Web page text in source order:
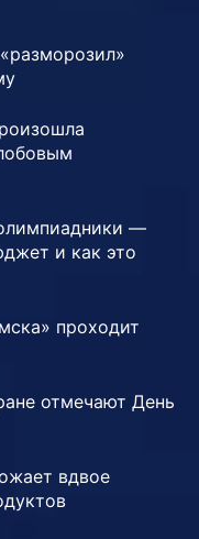
—
и как это
проходит
отмечают День
вдвое